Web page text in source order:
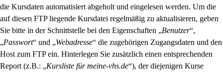
die Kursdaten automatisiert abgeholt und eingelesen werden. Um die
auf diesen FTP liegende Kursdatei regelmäßig zu aktualisieren, geben
Sie bitte in der Schnittstelle bei den Eigenschaften „Benutzer“,
„Passwort“ und „Webadresse“ die zugehörigen Zugangsdaten und den
Host zum FTP ein. Hinterlegen Sie zusätzlich einen entsprechenden
Report (z.B.: „Kursliste für meine-vhs.de“), der diejenigen Kurse